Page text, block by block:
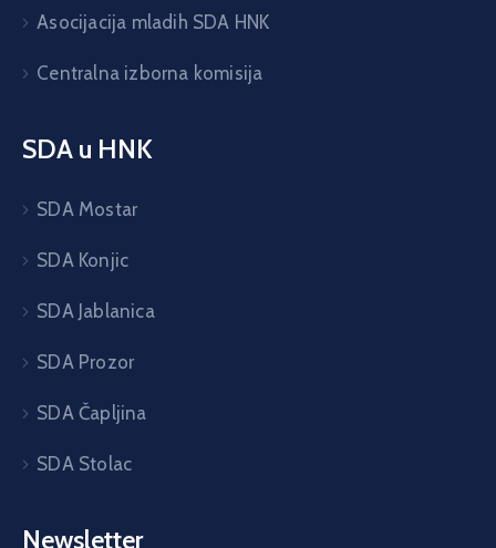
Asocijacija mladih SDA HNK
Centralna izborna komisija
SDA u HNK
SDA Mostar
SDA Konjic
SDA Jablanica
SDA Prozor
SDA Čapljina
SDA Stolac
Newsletter